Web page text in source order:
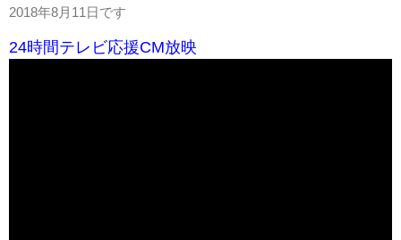
2018年8月11日です
24時間テレビ応援CM放映